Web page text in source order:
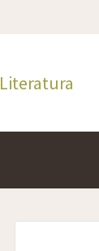
Literatura